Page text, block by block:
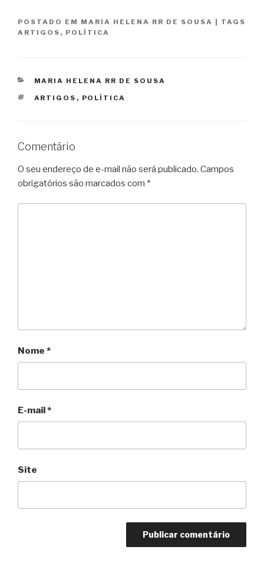
POSTADO EM MARIA HELENA RR DE SOUSA
TAGS
ARTIGOS , POLÍTICA
CATEGORIAS
MARIA HELENA RR DE SOUSA
TAGS
ARTIGOS , POLÍTICA
Comentário
O seu endereço de e-mail não será publicado. Campos
obrigatórios são marcados com *
Nome *
E-mail*
Site